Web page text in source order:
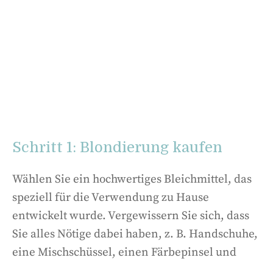
Schritt 1: Blondierung kaufen
Wählen Sie ein hochwertiges Bleichmittel, das
speziell für die Verwendung zu Hause
entwickelt wurde. Vergewissern Sie sich, dass
Sie alles Nötige dabei haben, z. B. Handschuhe,
eine Mischschüssel, einen Färbepinsel und